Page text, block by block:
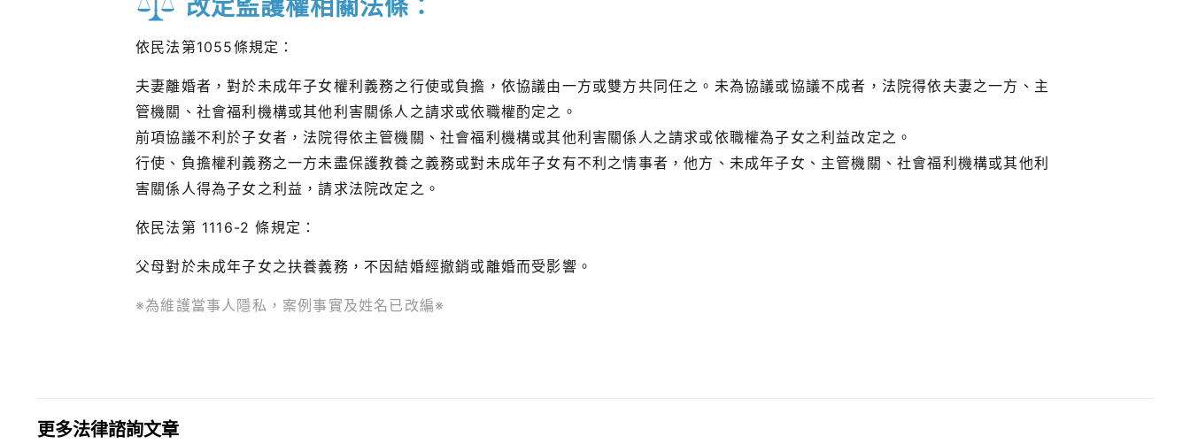
改定監護權相關法條：
依民法第1055條規定：
夫妻離婚者，對於未成年子女權利義務之行使或負擔，依協議由一方或雙方共同任之。未為協議或協議不成者，法院得依夫妻之一方、主
管機關、社會福利機構或其他利害關係人之請求或依職權酌定之。
前項協議不利於子女者，法院得依主管機關、社會福利機構或其他利害關係人之請求或依職權為子女之利益改定之。
行使、負擔權利義務之一方未盡保護教養之義務或對未成年子女有不利之情事者，他方、未成年子女、主管機關、社會福利機構或其他利
害關係人得為子女之利益，請求法院改定之。
依民法第 1116-2 條規定：
父母對於未成年子女之扶養義務，不因結婚經撤銷或離婚而受影響。
※為維護當事人隱私，案例事實及姓名已改編※
更多法律諮詢文章